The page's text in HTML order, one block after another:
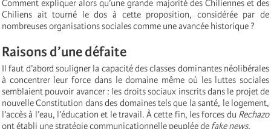
Comment expliquer alors qu’une grande majorité des Chiliennes et des
Chiliens ait tourné le dos à cette proposition, considérée par de
nombreuses organisations sociales comme une avancée historique ?
Raisons d’une défaite
Il faut d’abord souligner la capacité des classes dominantes néolibérales
à concentrer leur force dans le domaine même où les luttes sociales
semblaient pouvoir avancer : les droits sociaux inscrits dans le projet de
nouvelle Constitution dans des domaines tels que la santé, le logement,
l’accès à l’eau, l’éducation et le travail. À cette fin, les forces du Rechazo
ont établi une stratégie communicationnelle peuplée de fake news.